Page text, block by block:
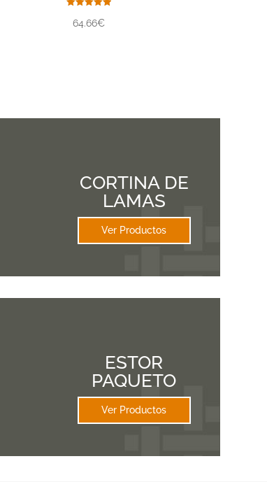
con
5.00
64.66€
CORTINA DE
LAMAS
Ver Productos
ESTOR
PAQUETO
Ver Productos